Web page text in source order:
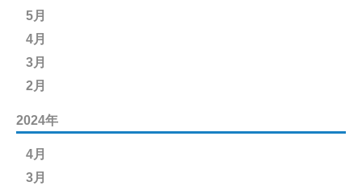
5月
4月
3月
2月
2024年
4月
3月